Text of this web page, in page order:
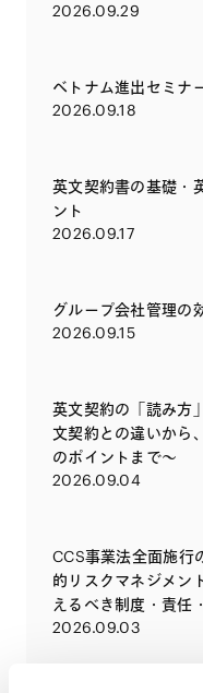
2026.09.29
ベトナム進出セミナ
2026.09.18
英文契約書の基礎・
ント
2026.09.17
グループ会社管理の
2026.09.15
英文契約の「読み方
文契約との違いから
のポイントまで〜
2026.09.04
CCS事業法全面施行
的リスクマネジメン
えるべき制度・責任
2026.09.03